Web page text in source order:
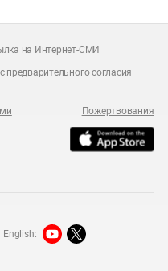
на Интернет-СМИ
согласия
Пожертвования
English: